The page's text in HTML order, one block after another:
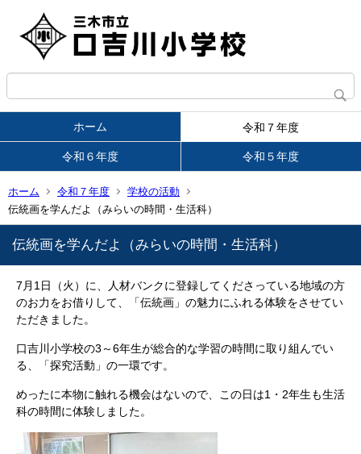
ホーム 令和７年度
令和６年度 令和５年度
ホーム 令和７年度
学校の活動
伝統画を学んだよ（みらいの時間・生活科）
伝統画を学んだよ（みらいの時間・生活科）
7月1日（火）に、人材バンクに登録してくださっている地域の方
のお力をお借りして、「伝統画」の魅力にふれる体験をさせてい
ただきました。
口吉川小学校の3～6年生が総合的な学習の時間に取り組んでい
る、「探究活動」の一環です。
めったに本物に触れる機会はないので、この日は1・2年生も生活
科の時間に体験しました。